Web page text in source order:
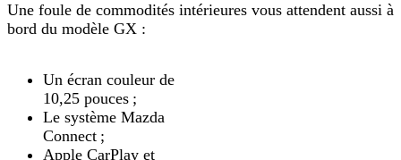
Une foule de commodités intérieures vous attendent aussi à
bord du modèle GX :
Un écran couleur de
10,25 pouces ;
Le système Mazda
Connect ;
Apple CarPlay et